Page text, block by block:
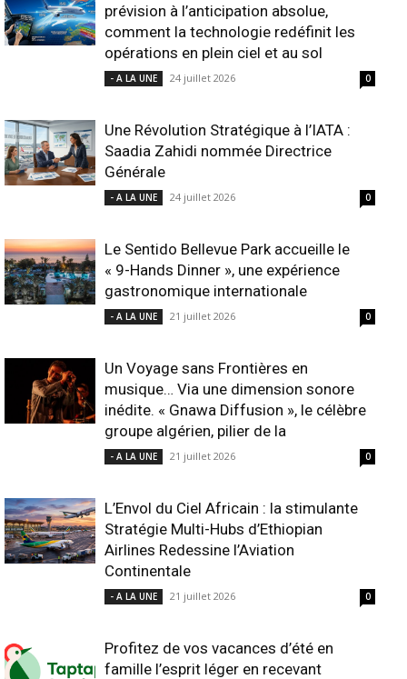
prévision à l’anticipation absolue,
comment la technologie redéfinit les
opérations en plein ciel et au sol
- A LA UNE 24 juillet 2026 0
Une Révolution Stratégique à l’IATA :
Saadia Zahidi nommée Directrice
Générale
- A LA UNE 24 juillet 2026 0
Le Sentido Bellevue Park accueille le
« 9-Hands Dinner », une expérience
gastronomique internationale
- A LA UNE 21 juillet 2026 0
Un Voyage sans Frontières en
musique… Via une dimension sonore
inédite. « Gnawa Diffusion », le célèbre
groupe algérien, pilier de la
- A LA UNE 21 juillet 2026 0
L’Envol du Ciel Africain : la stimulante
Stratégie Multi-Hubs d’Ethiopian
Airlines Redessine l’Aviation
Continentale
- A LA UNE 21 juillet 2026 0
Profitez de vos vacances d’été en
famille l’esprit léger en recevant